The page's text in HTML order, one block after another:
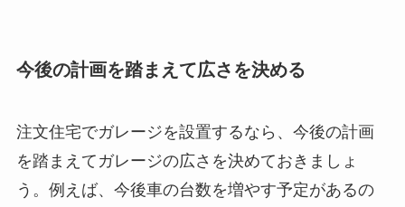
今後の計画を踏まえて広さを決める
注文住宅でガレージを設置するなら、今後の計画
を踏まえてガレージの広さを決めておきましょ
う。例えば、今後車の台数を増やす予定があるの